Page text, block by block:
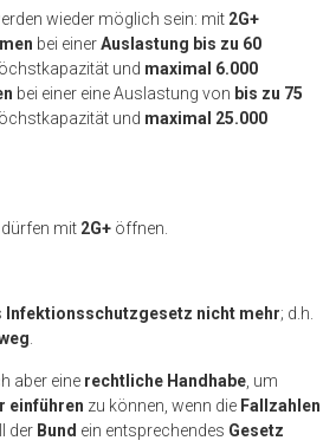
wieder möglich sein: mit 2G+
bei einerAuslastung bis zu 60
und maximal 6.000
bei einer eine Auslastung von bis zu 75
und maximal 25.000
dürfen mit 2G+öffnen.
Infektionsschutzgesetz nicht mehr; d.h.
aber eine rechtliche Handhabe, um
einführen zu können, wenn die Fallzahlen
der Bund ein entsprechendes Gesetz